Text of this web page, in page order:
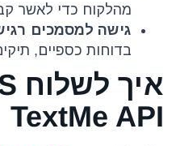
מהלקוח כדי לאשר
גישה למסמכים
בדוחות כספיים,
TextMe API